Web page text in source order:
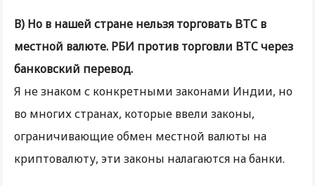
В) Но в нашей стране нельзя торговать BTC в
местной валюте. РБИ против торговли BTC через
банковский перевод.
Я не знаком с конкретными законами Индии, но
во многих странах, которые ввели законы,
ограничивающие обмен местной валюты на
криптовалюту, эти законы налагаются на банки.